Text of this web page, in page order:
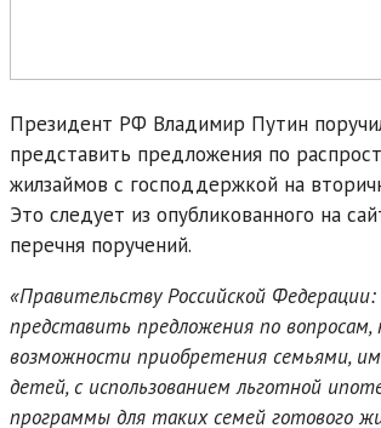
Президент РФ Владимир Путин
представить предложения по
жилзаймов с господдержкой на
Это следует из опубликованного на
перечня поручений.
«Правительству Российской Федерации:
представить предложения по
возможности приобретения семьями,
детей, с использованием льготной
программы для таких семей готового